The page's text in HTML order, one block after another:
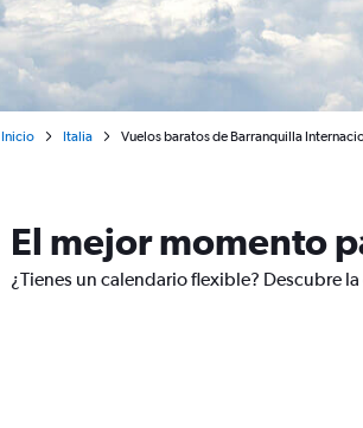
Inicio Italia Vuelos baratos de Barranquilla
El mejor momento
¿Tienes un calendario flexible? Descubre